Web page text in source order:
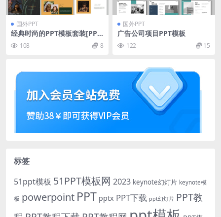
国外PPT
经典时尚的PPT模板套装[PPT
X] 108 8
国外PPT
广告公司项目PPT模板
122 15
标签
51ppt模板 51PPT模板网 2023 keynote幻灯片 keynote模
板 powerpoint PPT pptx PPT下载 ppt幻灯片 PPT教